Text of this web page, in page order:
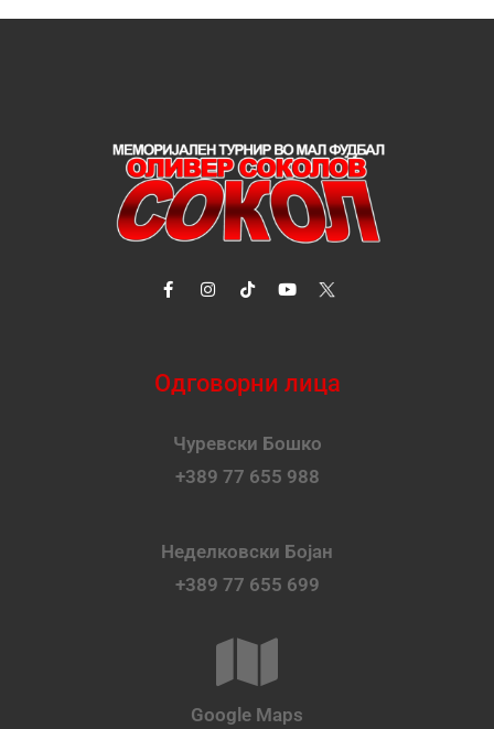
Одговорни лица
Чуревски Бошко
+389 77 655 988
Неделковски Бојан
+389 77 655 699
Google Maps